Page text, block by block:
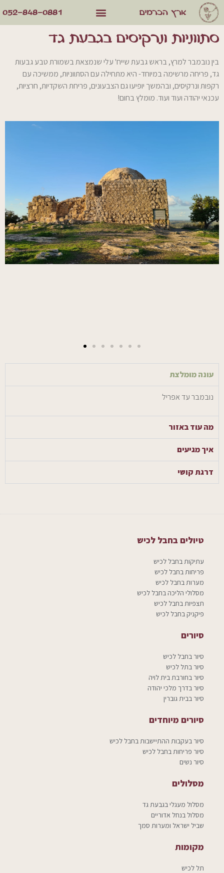
ארץ הכרמים 052-848-0881
סתווניות ונרקיסים בגבעת גד
בין נובמבר למרץ, בראש גבעת שייח' עלי שנמצאת בשמורת טבע גבעות
גד, פריחה מרשימה במיוחד- היא מתחילה עם הסתווניות, ממשיכה עם
רקפות ונרקיסים, ובהמשך יופיעו גם הצבעונים, פריחת השקדיות, חרציות,
עכנאי יהודה ועוד ועוד. מומלץ בחום!
עונה מומלצת
נובמבר עד אפריל
מה עוד באזור
איך מגיעים
דרגת קושי
טיולים בחבל לכיש
עתיקות בחבל לכיש
פריחות בחבל לכיש
מערות בחבל לכיש
מסלולי הליכה בחבל לכיש
תצפיות בחבל לכיש
פיקניק בחבל לכיש
סיורים
סיור בחבל לכיש
סיור בתל לכיש
סיור בחורבת בית לויה
סיור בדרך מלכי יהודה
סיור בבית גוברין
סיורים מיוחדים
סיור בעקבות ההתיישבות בחבל לכיש
סיור פריחות בחבל לכיש
סיור נשים
מסלולים
מסלול מעגלי בגבעת גד
מסלול בנחל אדוריים
שביל ישראל ומערות סמך
מקומות
תל לכיש